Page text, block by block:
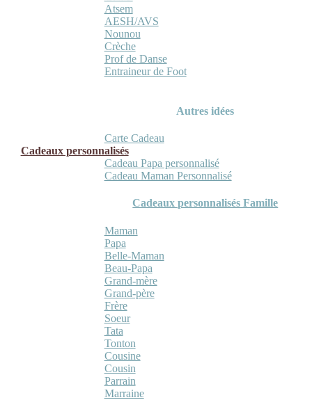
Atsem
AESH/AVS
Nounou
Crèche
Prof de Danse
Entraineur de Foot
Autres idées
Carte Cadeau
Cadeaux personnalisés
Cadeau Papa personnalisé
Cadeau Maman Personnalisé
Cadeaux personnalisés Famille
Maman
Papa
Belle-Maman
Beau-Papa
Grand-mère
Grand-père
Frère
Soeur
Tata
Tonton
Cousine
Cousin
Parrain
Marraine